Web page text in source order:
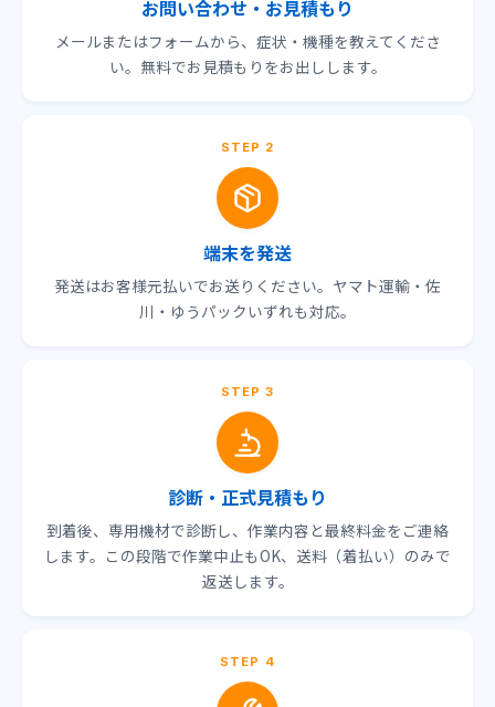
お問い合わせ・お見積もり
メールまたはフォームから、症状・機種を教えてくださ
い。無料でお見積もりをお出しします。
STEP 2
端末を発送
発送はお客様元払いでお送りください。ヤマト運輸・佐
川・ゆうパックいずれも対応。
STEP 3
診断・正式見積もり
到着後、専用機材で診断し、作業内容と最終料金をご連絡
します。この段階で作業中止もOK、送料（着払い）のみで
返送します。
STEP 4